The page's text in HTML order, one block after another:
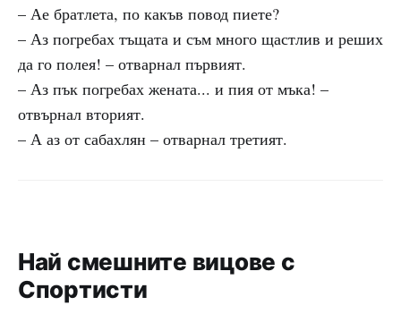
– Ае братлета, по какъв повод пиете?
– Аз погребах тъщата и съм много щастлив и реших
да го полея! – отварнал първият.
– Аз пък погребах жената... и пия от мъка! –
отвърнал вторият.
– А аз от сабахлян – отварнал третият.
Най смешните вицове с
Спортисти